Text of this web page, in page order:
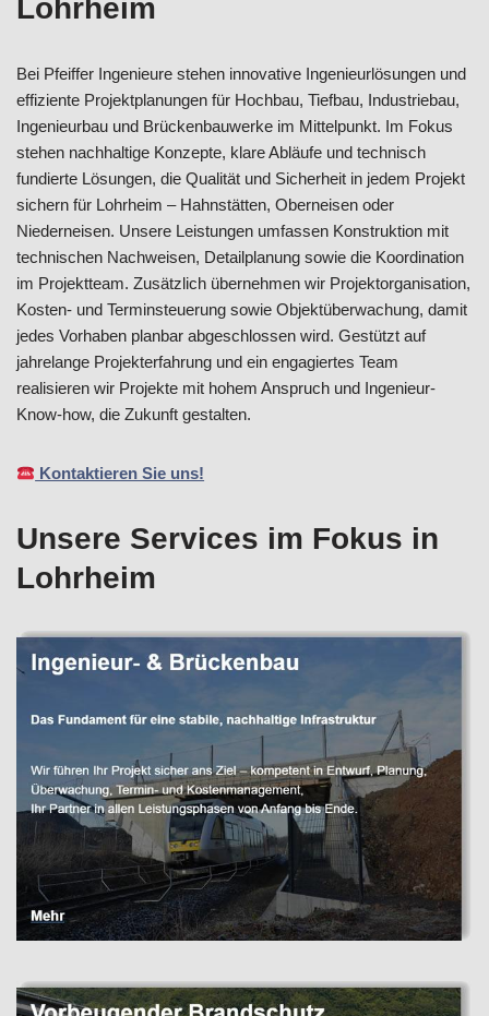
Lohrheim
Bei Pfeiffer Ingenieure stehen innovative Ingenieurlösungen und
effiziente Projektplanungen für Hochbau, Tiefbau, Industriebau,
Ingenieurbau und Brückenbauwerke im Mittelpunkt. Im Fokus
stehen nachhaltige Konzepte, klare Abläufe und technisch
fundierte Lösungen, die Qualität und Sicherheit in jedem Projekt
sichern für Lohrheim – Hahnstätten, Oberneisen oder
Niederneisen. Unsere Leistungen umfassen Konstruktion mit
technischen Nachweisen, Detailplanung sowie die Koordination
im Projektteam. Zusätzlich übernehmen wir Projektorganisation,
Kosten- und Terminsteuerung sowie Objektüberwachung, damit
jedes Vorhaben planbar abgeschlossen wird. Gestützt auf
jahrelange Projekterfahrung und ein engagiertes Team
realisieren wir Projekte mit hohem Anspruch und Ingenieur-
Know-how, die Zukunft gestalten.
Kontaktieren Sie uns!
Unsere Services im Fokus in
Lohrheim